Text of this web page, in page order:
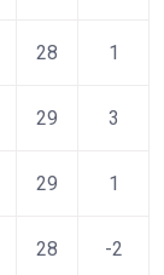
28 1
29 3
29 1
28 -2